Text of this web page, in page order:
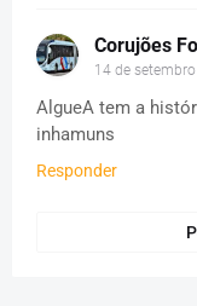
Corujões
14 de
AlgueA tem a
inhamuns
Responder